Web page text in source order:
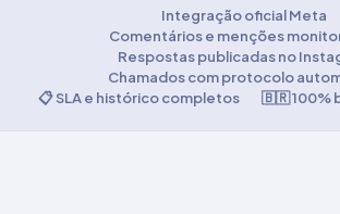
Integração oficial Meta
Comentários e menções
Respostas publicadas no
Chamados com protocolo
📋 SLA e histórico completos
🇧🇷 100%